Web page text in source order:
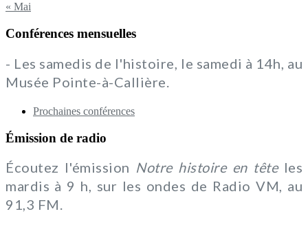
« Mai
Conférences mensuelles
- Les samedis de l'histoire, le samedi à 14h, au
Musée Pointe-à-Callière.
Prochaines conférences
Émission de radio
Écoutez l'émission Notre histoire en têteles
mardis à 9 h, sur les ondes de Radio VM, au
91,3 FM.